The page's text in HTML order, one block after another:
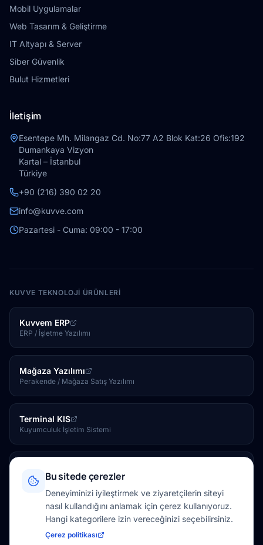
Mobil Uygulamalar
Web Tasarım & Geliştirme
IT Altyapı & Server
Siber Güvenlik
Bulut Hizmetleri
İletişim
Esentepe Mh. Milangaz Cd. No:77 A2 Blok Kat:26 Ofis:192
Dumankaya Vizyon
Kartal – İstanbul
Türkiye
+90 (216) 390 02 20
info@kuvve.com
Pazartesi - Cuma: 09:00 - 17:00
KUVVE TEKNOLOJI ÜRÜNLERI
Kuvvem ERP
ERP / İşletme Yazılımı
Mağaza Yazılımı
Perakende / Mağaza Satış Yazılımı
Terminal KIS
Kuyumculuk İşletim Sistemi
Otel / Tesis Yönetim Yazılımı
Kuvve Mağaza
Online Mağaza
Bu sitede çerezler
Deneyiminizi iyileştirmek ve ziyaretçilerin siteyi
nasıl kullandığını anlamak için çerez kullanıyoruz.
Hangi kategorilere izin vereceğinizi seçebilirsiniz.
Çerez politikası